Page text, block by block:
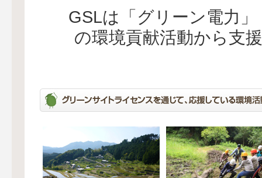
GSLは「グリーン電力
の環境貢献活動から支